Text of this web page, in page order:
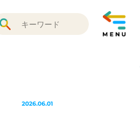
2026.06.01